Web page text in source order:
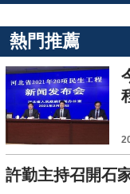
熱門推薦
許勤主持召開石